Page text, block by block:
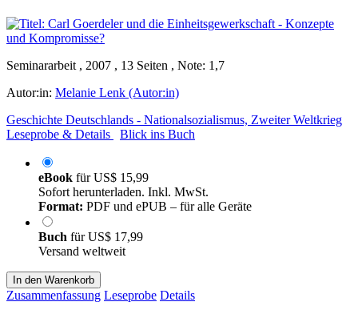
Seminararbeit , 2007 , 13 Seiten , Note: 1,7
Autor:in: Melanie Lenk (Autor:in)
Geschichte Deutschlands - Nationalsozialismus, Zweiter Weltkrieg
Leseprobe & Details
Blick ins Buch
eBook fürUS$ 15,99
Sofort herunterladen. Inkl. MwSt.
Format: PDF und ePUB – für alle Geräte
Buch fürUS$ 17,99
Versand weltweit
In den Warenkorb
Zusammenfassung Leseprobe Details